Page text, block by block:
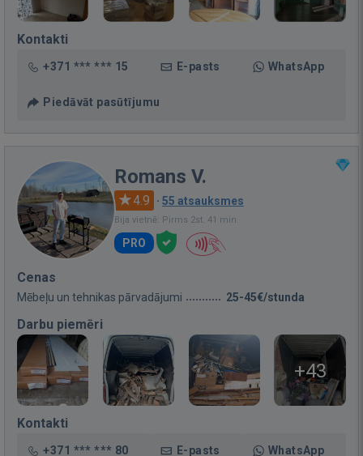
Kontakti
+371 *** *** 15 E-pasts WhatsApp
Piedāvāt pasūtījumu
Romans V.
4.9 · 55 atsauksmes
Bija vietnē: Pirms 2st. 41 min.
PRO
Cenas
Mēbeļu un tehnikas pārvadājumi 25-45€/stunda
Darbu piemēri
+43
Kontakti
+371 *** *** 80 E-pasts WhatsApp